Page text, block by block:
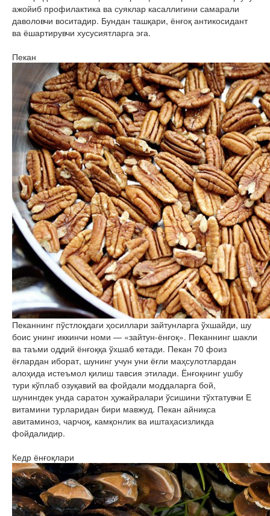
ажойиб профилактика ва суяклар касаллигини самарали
даволовчи воситадир. Бундан ташқари, ёнғоқ антикосидант
ва ёшартирувчи хусусиятларга эга.
Пекан
Пеканнинг пўстлоқдаги ҳосиллари зайтунларга ўхшайди, шу
боис унинг иккинчи номи — «зайтун-ёнғоқ». Пеканнинг шакли
ва таъми оддий ёнғоққа ўхшаб кетади. Пекан 70 фоиз
ёғлардан иборат, шунинг учун уни ёғли маҳсулотлардан
алоҳида истеъмол қилиш тавсия этилади. Ёнғоқнинг ушбу
тури кўплаб озуқавий ва фойдали моддаларга бой,
шунингдек унда саратон ҳужайралари ўсишини тўхтатувчи Е
витамини турларидан бири мавжуд. Пекан айниқса
авитаминоз, чарчоқ, камқонлик ва иштаҳасизликда
фойдалидир.
Кедр ёнғоқлари